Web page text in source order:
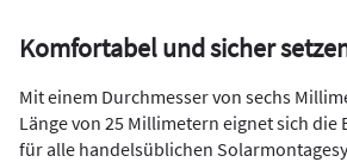
Komfortabel und sicher
Mit einem Durchmesser von sechs
Länge von 25 Millimetern eignet sich
für alle handelsüblichen